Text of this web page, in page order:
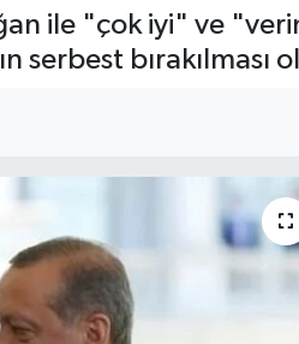
ile "çok iyi" ve
bırakılması